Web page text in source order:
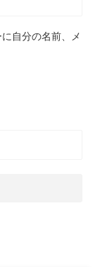
自分の名前、メ